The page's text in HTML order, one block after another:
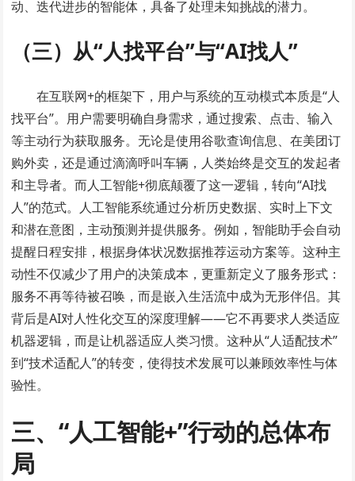
动、迭代进步的智能体，具备了处理未知挑战的潜力。
（三）从“人找平台”与“AI找人”
在互联网+的框架下，用户与系统的互动模式本质是“人
找平台”。用户需要明确自身需求，通过搜索、点击、输入
等主动行为获取服务。无论是使用谷歌查询信息、在美团订
购外卖，还是通过滴滴呼叫车辆，人类始终是交互的发起者
和主导者。而人工智能+彻底颠覆了这一逻辑，转向“AI找
人”的范式。人工智能系统通过分析历史数据、实时上下文
和潜在意图，主动预测并提供服务。例如，智能助手会自动
提醒日程安排，根据身体状况数据推荐运动方案等。这种主
动性不仅减少了用户的决策成本，更重新定义了服务形式：
服务不再等待被召唤，而是嵌入生活流中成为无形伴侣。其
背后是AI对人性化交互的深度理解——它不再要求人类适应
机器逻辑，而是让机器适应人类习惯。这种从“人适配技术”
到“技术适配人”的转变，使得技术发展可以兼顾效率性与体
验性。
三、“人工智能+”行动的总体布
局